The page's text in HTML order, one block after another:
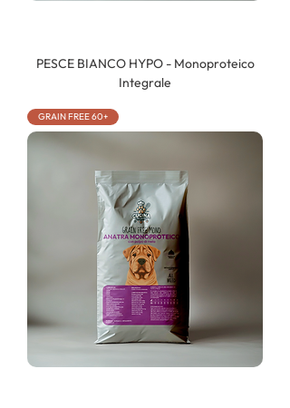
PESCE BIANCO HYPO - Monoproteico
Integrale
GRAIN FREE 60+